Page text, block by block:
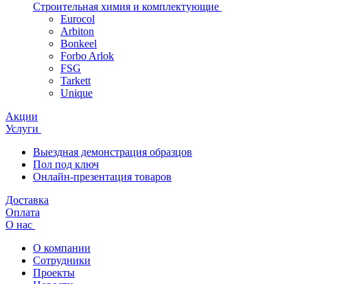
Строительная химия и комплектующие
Eurocol
Arbiton
Bonkeel
Forbo Arlok
FSG
Tarkett
Unique
Акции
Услуги
Выездная демонстрация образцов
Пол под ключ
Онлайн-презентация товаров
Доставка
Оплата
О нас
О компании
Сотрудники
Проекты